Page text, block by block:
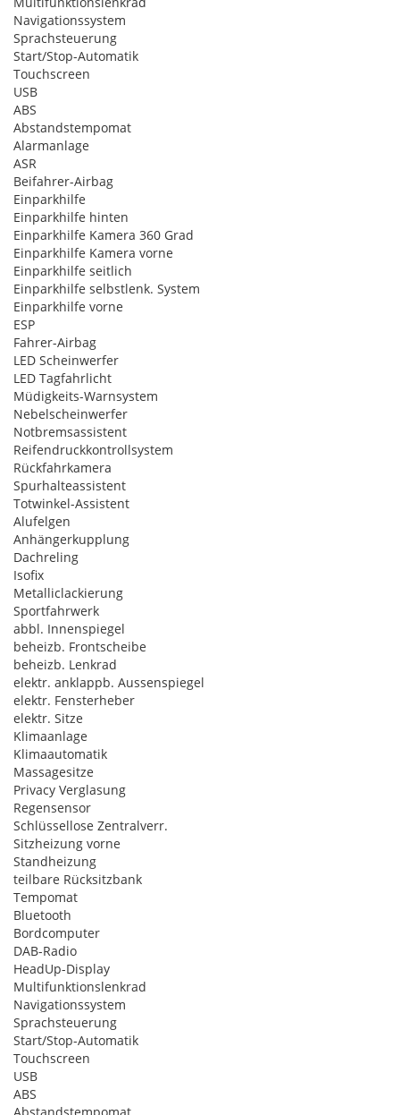
Navigationssystem
Sprachsteuerung
Start/Stop-Automatik
Touchscreen
USB
ABS
Abstandstempomat
Alarmanlage
ASR
Beifahrer-Airbag
Einparkhilfe
Einparkhilfe hinten
Einparkhilfe Kamera 360 Grad
Einparkhilfe Kamera vorne
Einparkhilfe seitlich
Einparkhilfe selbstlenk. System
Einparkhilfe vorne
ESP
Fahrer-Airbag
LED Scheinwerfer
LED Tagfahrlicht
Müdigkeits-Warnsystem
Nebelscheinwerfer
Notbremsassistent
Reifendruckkontrollsystem
Rückfahrkamera
Spurhalteassistent
Totwinkel-Assistent
Alufelgen
Anhängerkupplung
Dachreling
Isofix
Metalliclackierung
Sportfahrwerk
abbl. Innenspiegel
beheizb. Frontscheibe
beheizb. Lenkrad
elektr. anklappb. Aussenspiegel
elektr. Fensterheber
elektr. Sitze
Klimaanlage
Klimaautomatik
Massagesitze
Privacy Verglasung
Regensensor
Schlüssellose Zentralverr.
Sitzheizung vorne
Standheizung
teilbare Rücksitzbank
Tempomat
Bluetooth
Bordcomputer
DAB-Radio
HeadUp-Display
Multifunktionslenkrad
Navigationssystem
Sprachsteuerung
Start/Stop-Automatik
Touchscreen
USB
ABS